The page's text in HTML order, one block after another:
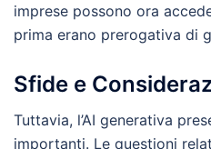
imprese possono ora
prima erano prerogativa di
Sfide e
Tuttavia, l’AI generativa
importanti. Le questioni